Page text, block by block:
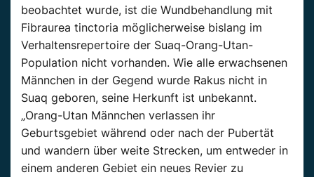
beobachtet wurde, ist die Wundbehandlung mit
Fibraurea tinctoria möglicherweise bislang im
Verhaltensrepertoire der Suaq-Orang-Utan-
Population nicht vorhanden. Wie alle erwachsenen
Männchen in der Gegend wurde Rakus nicht in
Suaq geboren, seine Herkunft ist unbekannt.
„Orang-Utan Männchen verlassen ihr
Geburtsgebiet während oder nach der Pubertät
und wandern über weite Strecken, um entweder in
einem anderen Gebiet ein neues Revier zu